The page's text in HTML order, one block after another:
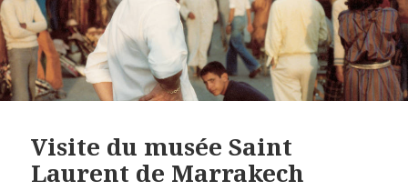
Visite du musée Saint
Laurent de Marrakech